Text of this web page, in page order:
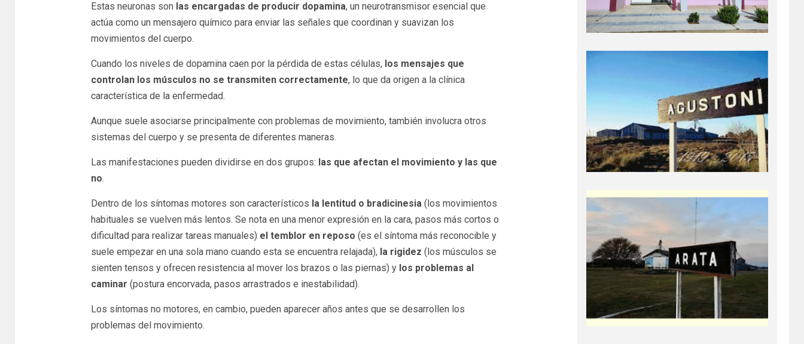
Estas neuronas son las encargadas de producir dopamina, un neurotransmisor esencial que
actúa como un mensajero químico para enviar las señales que coordinan y suavizan los
movimientos del cuerpo.
Cuando los niveles de dopamina caen por la pérdida de estas células,los mensajes que
controlan los músculos no se transmiten correctamente, lo que da origen a la clínica
característica de la enfermedad.
Aunque suele asociarse principalmente con problemas de movimiento, también involucra otros
sistemas del cuerpo y se presenta de diferentes maneras.
Las manifestaciones pueden dividirse en dos grupos: las que afectan el movimiento y las que
no.
Dentro de los síntomas motores son característicos la lentitud o bradicinesia(los movimientos
habituales se vuelven más lentos. Se nota en una menor expresión en la cara, pasos más cortos o
dificultad para realizar tareas manuales) el temblor en reposo (es el síntoma más reconocible y
suele empezar en una sola mano cuando esta se encuentra relajada), la rigidez (los músculos se
sienten tensos y ofrecen resistencia al mover los brazos o las piernas) y los problemas al
caminar (postura encorvada, pasos arrastrados e inestabilidad).
Los síntomas no motores, en cambio, pueden aparecer años antes que se desarrollen los
problemas del movimiento.